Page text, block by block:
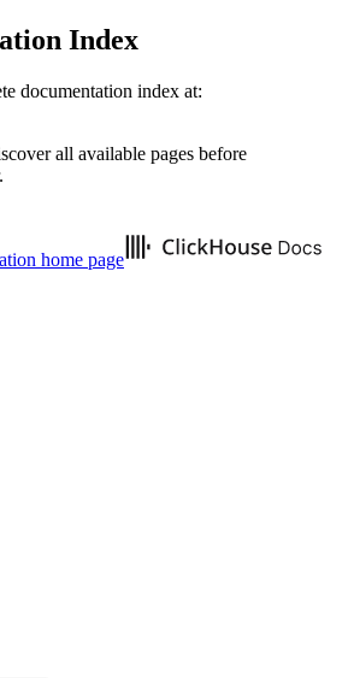
Index
documentation index at:
all available pages before
home page